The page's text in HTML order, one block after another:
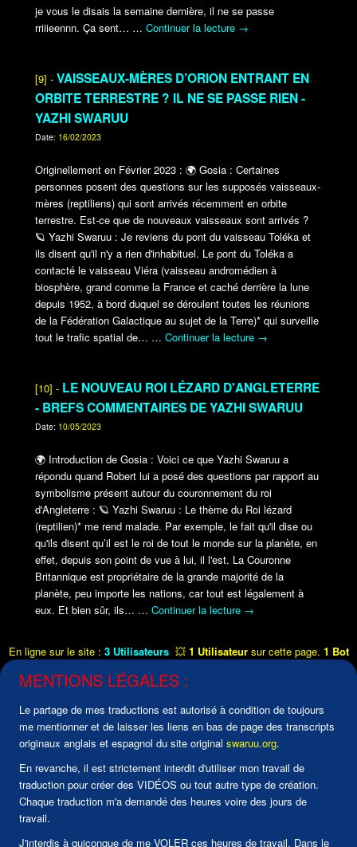
je vous le disais la semaine dernière, il ne se passe
rriiieennn. Ça sent… …Continuer la lecture →
[9] -VAISSEAUX-MÈRES D’ORION ENTRANT EN
ORBITE TERRESTRE ? IL NE SE PASSE RIEN -
YAZHI SWARUU
Date: 16/02/2023
Originellement en Février 2023 :🌍 Gosia : Certaines
personnes posent des questions sur les supposés vaisseaux-
mères (reptiliens) qui sont arrivés récemment en orbite
terrestre. Est-ce que de nouveaux vaisseaux sont arrivés ?
🪐 Yazhi Swaruu : Je reviens du pont du vaisseau Toléka et
ils disent qu'il n'y a rien d'inhabituel. Le pont du Toléka a
contacté le vaisseau Viéra (vaisseau andromédien à
biosphère, grand comme la France et caché derrière la lune
depuis 1952, à bord duquel se déroulent toutes les réunions
de la Fédération Galactique au sujet de la Terre)* qui surveille
tout le trafic spatial de… …Continuer la lecture →
[10] - LE NOUVEAU ROI LÉZARD D'ANGLETERRE
- BREFS COMMENTAIRES DE YAZHI SWARUU
Date: 10/05/2023
🌍 Introduction de Gosia : Voici ce que Yazhi Swaruu a
répondu quand Robert lui a posé des questions par rapport au
symbolisme présent autour du couronnement du roi
d'Angleterre : 🪐 Yazhi Swaruu : Le thème du Roi lézard
(reptilien)* me rend malade. Par exemple, le fait qu'il dise ou
qu'ils disent qu’il est le roi de tout le monde sur la planète, en
effet, depuis son point de vue à lui, il l'est. La Couronne
Britannique est propriétaire de la grande majorité de la
planète, peu importe les nations, car tout est légalement à
eux. Et bien sûr, ils… …Continuer la lecture →
En ligne sur le site : 3 Utilisateurs 💥 1 Utilisateursur cette page. 1 Bot
MENTIONS LÉGALES :
Le partage de mes traductions est autorisé à condition de toujours
me mentionner et de laisser les liens en bas de page des transcripts
originaux anglais et espagnol du site original swaruu.org.
En revanche, il est strictement interdit d'utiliser mon travail de
traduction pour créer des VIDÉOS ou tout autre type de création.
Chaque traduction m'a demandé des heures voire des jours de
travail.
J'interdis à quiconque de me VOLER ces heures de travail. Dans le